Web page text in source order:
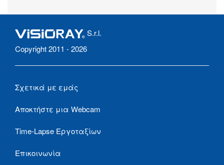
S.r.l.
Copyright 2011 - 2026
Σχετικά με εμάς
Αποκτήστε μια Webcam
Time-Lapse Εργοταξίων
Επικοινωνία